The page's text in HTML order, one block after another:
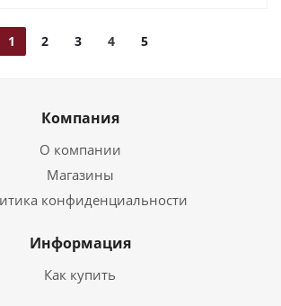
1 2 3 4 5
Компания
О компании
Магазины
конфиденциальности
Информация
Как купить